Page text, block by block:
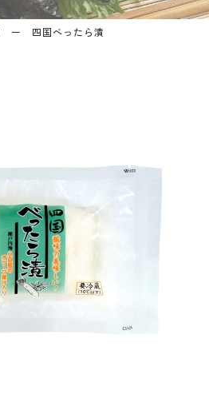
ー 四国べったら漬